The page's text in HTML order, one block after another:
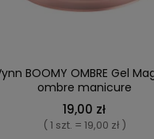
BOOMY OMBRE Gel
ombre manicure
19,00 zł
( 1 szt. = 19,00 zł )